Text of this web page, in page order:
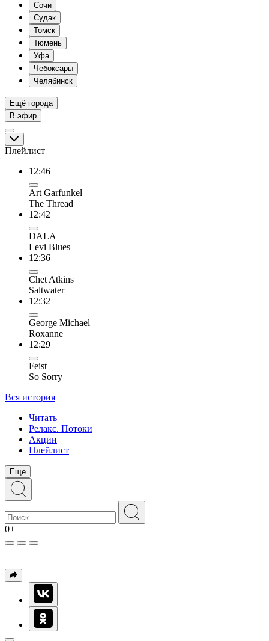
Сочи
Судак
Томск
Тюмень
Уфа
Чебоксары
Челябинск
Ещё города
В эфир
Плейлист
12:46
Art Garfunkel
The Thread
12:42
DALA
Levi Blues
12:36
Chet Atkins
Saltwater
12:32
George Michael
Roxanne
12:29
Feist
So Sorry
Вся история
Читать
Релакс. Потоки
Акции
Плейлист
Еще
0+